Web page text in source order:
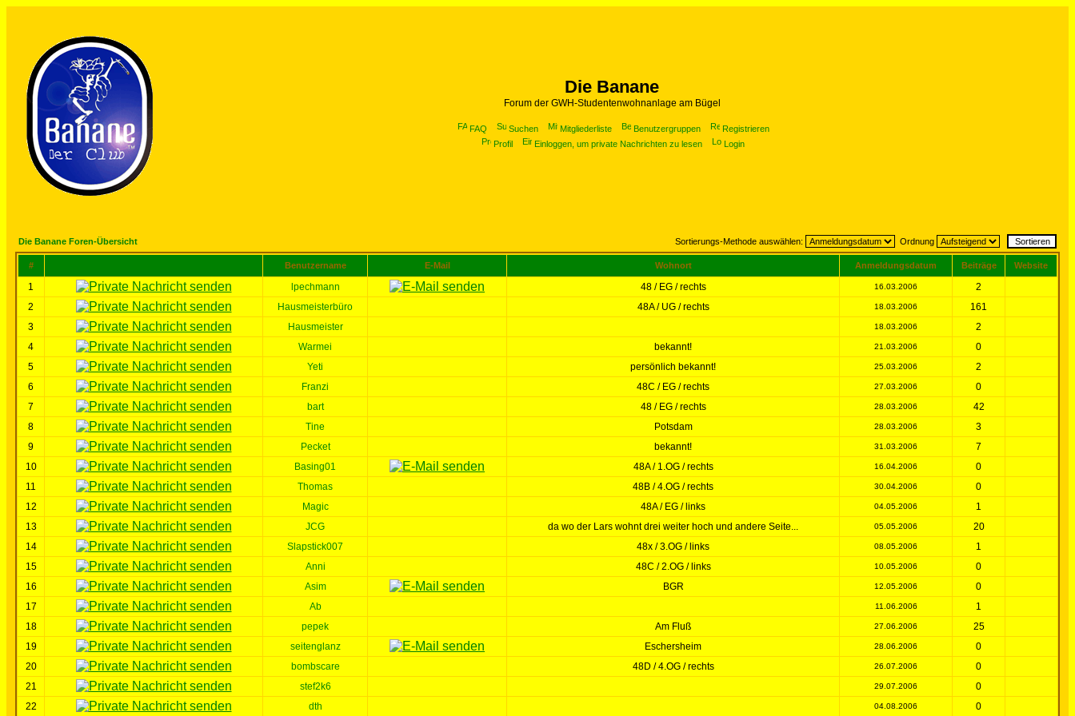
Die Banane
Forum der GWH-Studentenwohnanlage am Bügel
FAQ Suchen Mitgliederliste Benutzergruppen
Registrieren
Profil
Einloggen, um private Nachrichten zu lesen Login
Die Banane Foren-Übersicht Sortierungs-Methode auswählen: Ordnung
# Benutzername E-Mail Wohnort Anmeldungsdatum Beiträge Website
1 lpechmann 48 / EG / rechts 16.03.2006
2
2
Hausmeisterbüro 48A / UG / rechts 18.03.2006
161
3
Hausmeister 18.03.2006
2
4
Warmei bekannt! 21.03.2006
0
5
Yeti persönlich bekannt! 25.03.2006
2
6
Franzi 48C / EG / rechts 27.03.2006
0
7
bart 48 / EG / rechts 28.03.2006
42
8
Tine Potsdam 28.03.2006
3
9
Pecket bekannt! 31.03.2006
7
10
Basing01 48A / 1.OG / rechts 16.04.2006
0
11
Thomas 48B / 4.OG / rechts 30.04.2006
0
12
Magic 48A / EG / links 04.05.2006
1
13
JCG da wo der Lars wohnt drei weiter hoch und andere Seite... 05.05.2006
20
14
Slapstick007 48x / 3.OG / links 08.05.2006
1
15
Anni 48C / 2.OG / links 10.05.2006
0
16
Asim BGR 12.05.2006
0
17
Ab 11.06.2006
1
18
pepek Am Fluß 27.06.2006
25
19
seitenglanz Eschersheim 28.06.2006
0
20
bombscare 48D / 4.OG / rechts 26.07.2006
0
21
stef2k6 29.07.2006
0
22
dth 04.08.2006 0